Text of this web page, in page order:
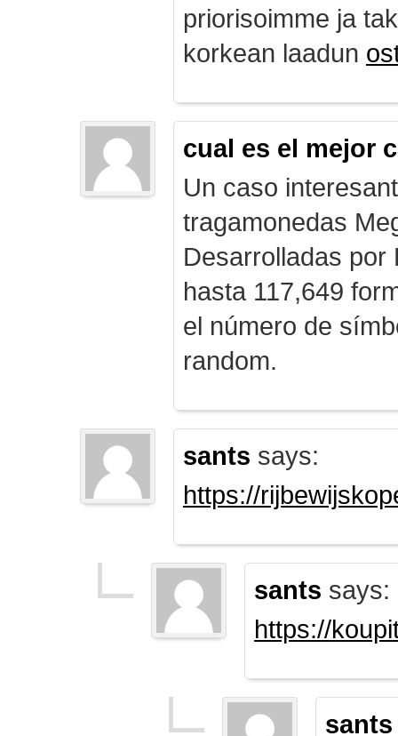
priorisoimme ja
korkean laadun
cual es el mejor
Un caso
tragamonedas
Desarrolladas por
hasta 117,649
el número de
random.
sants says:
https://
sants says:
https://
sants